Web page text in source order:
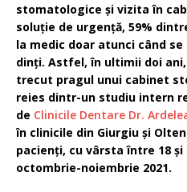
stomatologice și vizita în
soluție de urgență, 59%
la medic doar atunci când
dinți. Astfel, în ultimii doi
trecut pragul unui cabinet
reies dintr-un studiu intern
de Clinicile Dentare Dr.
în clinicile din Giurgiu și
pacienți, cu vârsta între 18 și
octombrie-noiembrie 2021.